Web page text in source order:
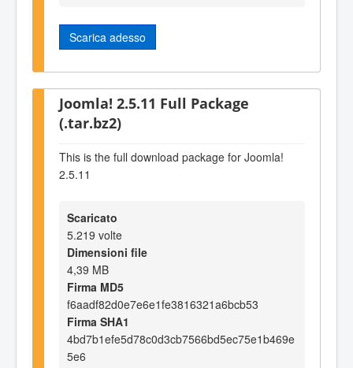
Scarica adesso
Joomla! 2.5.11 Full Package
(.tar.bz2)
This is the full download package for Joomla!
2.5.11
Scaricato
5.219 volte
Dimensioni file
4,39 MB
Firma MD5
f6aadf82d0e7e6e1fe3816321a6bcb53
Firma SHA1
4bd7b1efe5d78c0d3cb7566bd5ec75e1b469e
5e6